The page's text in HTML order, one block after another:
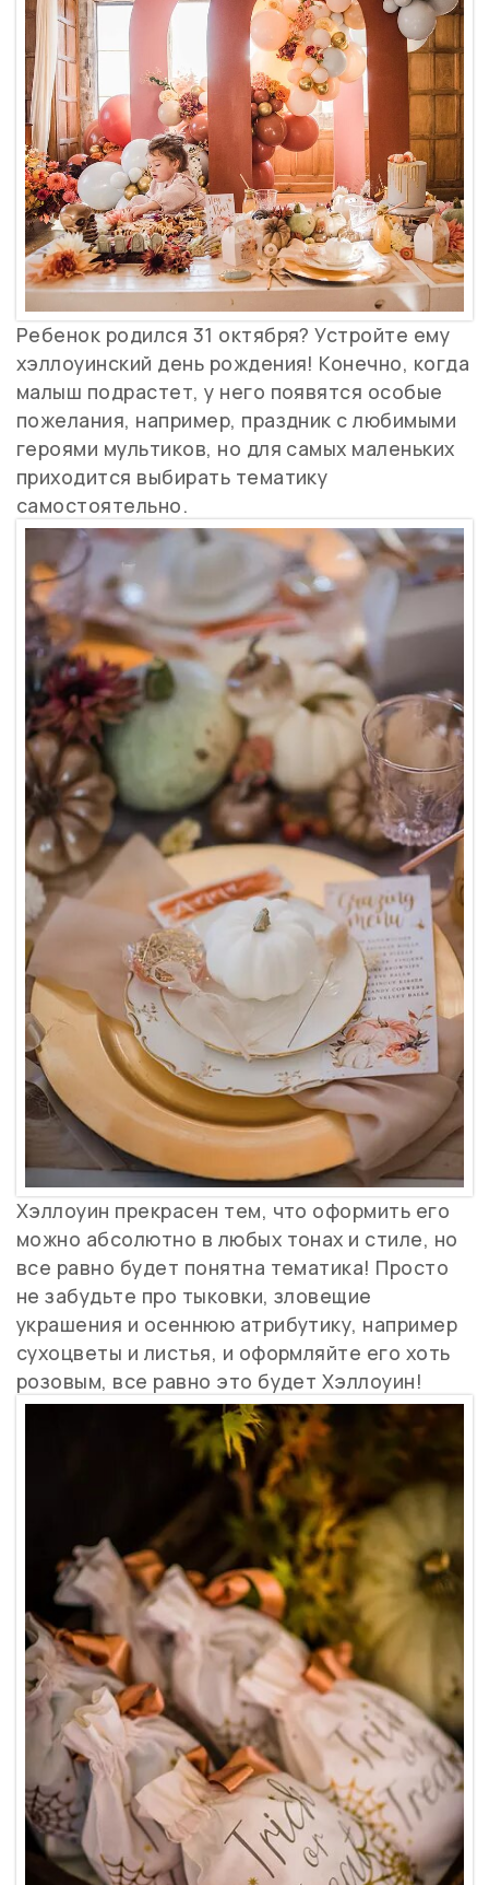
Ребенок родился 31 октября? Устройте ему
хэллоуинский день рождения! Конечно, когда
малыш подрастет, у него появятся особые
пожелания, например, праздник с любимыми
героями мультиков, но для самых маленьких
приходится выбирать тематику
самостоятельно.
Хэллоуин прекрасен тем, что оформить его
можно абсолютно в любых тонах и стиле, но
все равно будет понятна тематика! Просто
не забудьте про тыковки, зловещие
украшения и осеннюю атрибутику, например
сухоцветы и листья, и оформляйте его хоть
розовым, все равно это будет Хэллоуин!